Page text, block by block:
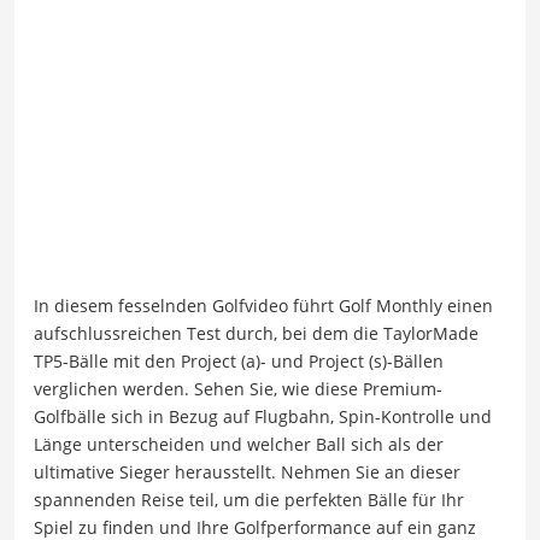
In diesem fesselnden Golfvideo führt Golf Monthly einen
aufschlussreichen Test durch, bei dem die TaylorMade
TP5-Bälle mit den Project (a)- und Project (s)-Bällen
verglichen werden. Sehen Sie, wie diese Premium-
Golfbälle sich in Bezug auf Flugbahn, Spin-Kontrolle und
Länge unterscheiden und welcher Ball sich als der
ultimative Sieger herausstellt. Nehmen Sie an dieser
spannenden Reise teil, um die perfekten Bälle für Ihr
Spiel zu finden und Ihre Golfperformance auf ein ganz